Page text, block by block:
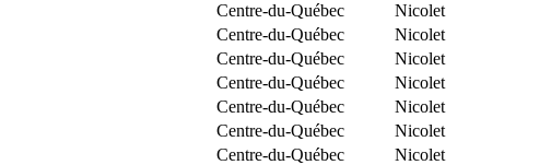
Centre-du-Québec
Nicolet
Centre-du-Québec
Nicolet
Centre-du-Québec
Nicolet
Centre-du-Québec
Nicolet
Centre-du-Québec
Nicolet
Centre-du-Québec
Nicolet
Centre-du-Québec
Nicolet